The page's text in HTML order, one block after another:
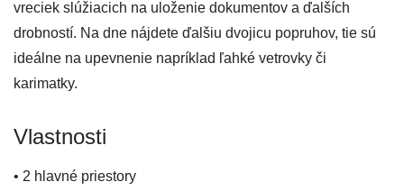
vreciek slúžiacich na uloženie dokumentov a ďalších
drobností. Na dne nájdete ďalšiu dvojicu popruhov, tie sú
ideálne na upevnenie napríklad ľahké vetrovky či
karimatky.
Vlastnosti
• 2 hlavné priestory